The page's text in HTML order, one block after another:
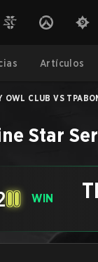
Artículos
OWL CLUB VS
Star
WIN